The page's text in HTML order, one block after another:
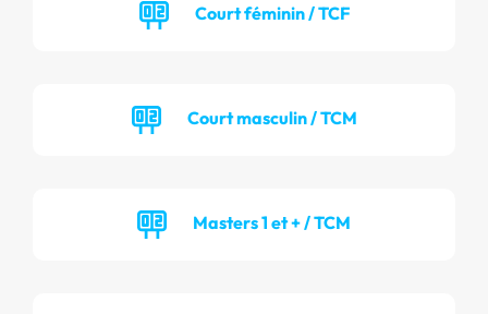
Court féminin / TCF
Court masculin / TCM
Masters 1 et + / TCM